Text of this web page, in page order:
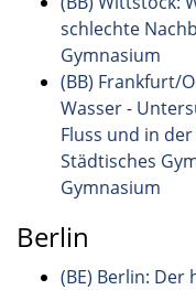
schlechte
Gymnasium
(BB) Frankfurt/
Wasser -
Fluss und in
Städtisches
Gymnasium
Berlin
(BE) Berlin: